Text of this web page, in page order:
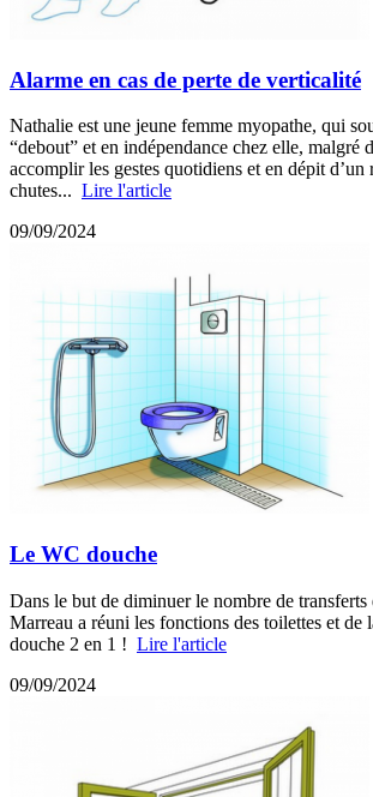
Alarme en cas de perte de verticalité
Nathalie est une jeune femme myopathe, qui
“debout” et en indépendance chez elle, malgré
accomplir les gestes quotidiens et en dépit d’un
chutes... Lire l'article
09/09/2024
Le WC douche
Dans le but de diminuer le nombre de
Marreau a réuni les fonctions des toilettes et de
douche 2 en 1 ! Lire l'article
09/09/2024